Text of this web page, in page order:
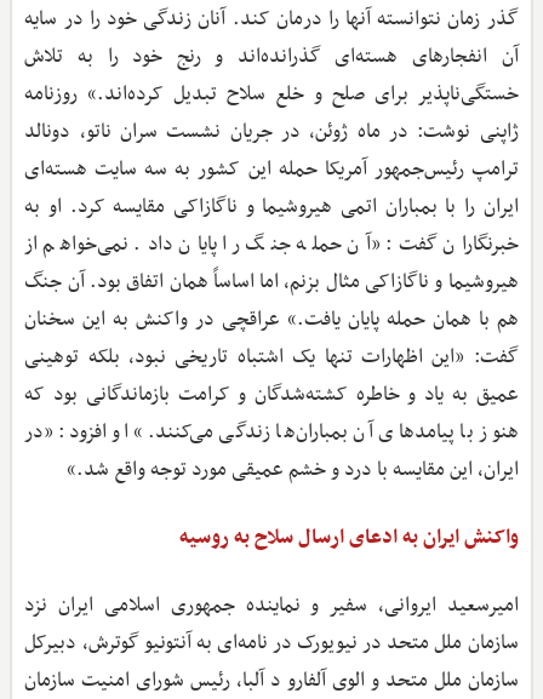
گذر زمان نتوانسته آنها را درمان کند. آنان زندگی خود را در سایه
آن انفجارهای هسته‌ای گذرانده‌اند و رنج خود را به تلاش
خستگی‌ناپذیر برای صلح و خلع سلاح تبدیل کرده‌اند.» روزنامه
ژاپنی نوشت: در ماه ژوئن، در جریان نشست سران ناتو، دونالد
ترامپ رئیس‌جمهور آمریکا حمله این کشور به سه سایت هسته‌ای
ایران را با بمباران اتمی هیروشیما و ناگازاکی مقایسه کرد. او به
خبرنگاران گفت: «آن حمله جنگ را پایان داد. نمی‌خواهم از
هیروشیما و ناگازاکی مثال بزنم، اما اساساً همان اتفاق بود. آن جنگ
هم با همان حمله پایان یافت.» عراقچی در واکنش به این سخنان
گفت: «این اظهارات تنها یک اشتباه تاریخی نبود، بلکه توهینی
عمیق به یاد و خاطره کشته‌شدگان و کرامت بازماندگانی بود که
هنوز با پیامدهای آن بمباران‌ها زندگی می‌کنند.» او افزود: «در
ایران، این مقایسه با درد و خشم عمیقی مورد توجه واقع شد.»
واکنش ایران به ادعای ارسال سلاح به روسیه
امیرسعید ایروانی، سفیر و نماینده جمهوری اسلامی ایران نزد
سازمان ملل متحد در نیویورک در نامه‌ای به آنتونیو گوترش، دبیرکل
سازمان ملل متحد و الوی آلفارو د آلبا، رئیس شورای امنیت سازمان